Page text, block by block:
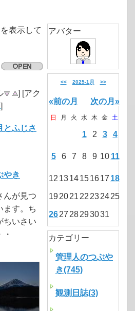
表示して
] [アク
]
とふじさ
やき
んが見つ
ます。ち
ちいさい
アバター
<< 2025-1月 >>
«前の月 次の月»
日 月 火 水 木 金 土
1 2 3 4
5 6 7 8 9 10 11
12 1314151617 18
192021 22 232425
2627 28293031
カテゴリー
管理人のつぶや
き(745)
観測日誌(3)